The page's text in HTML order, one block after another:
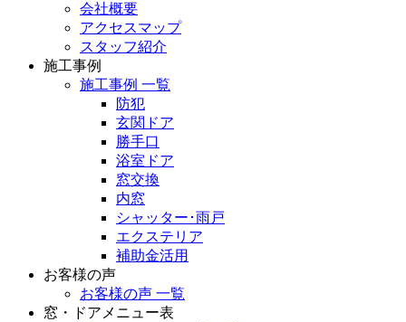
会社概要
アクセスマップ
スタッフ紹介
施工事例
施工事例 一覧
防犯
玄関ドア
勝手口
浴室ドア
窓交換
内窓
シャッター･雨戸
エクステリア
補助金活用
お客様の声
お客様の声 一覧
窓・ドアメニュー表